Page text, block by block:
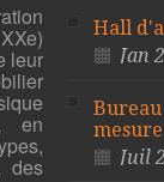
leur
en
des
Hall
Jan
mesure
Juil